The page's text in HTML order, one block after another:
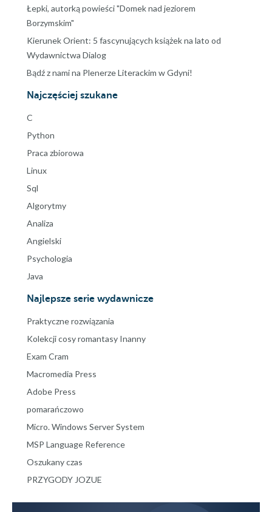
Łepki, autorką powieści "Domek nad jeziorem
Borzymskim"
Kierunek Orient: 5 fascynujących książek na lato od
Wydawnictwa Dialog
Bądź z nami na Plenerze Literackim w Gdyni!
Najczęściej szukane
C
Python
Praca zbiorowa
Linux
Sql
Algorytmy
Analiza
Angielski
Psychologia
Java
Najlepsze serie wydawnicze
Praktyczne rozwiązania
Kolekcji cosy romantasy Inanny
Exam Cram
Macromedia Press
Adobe Press
pomarańczowo
Micro. Windows Server System
MSP Language Reference
Oszukany czas
PRZYGODY JOZUE